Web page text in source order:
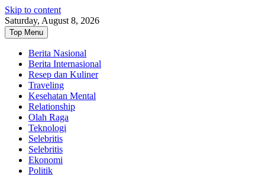
Skip to content
Saturday, August 8, 2026
Top Menu
Berita Nasional
Berita Internasional
Resep dan Kuliner
Traveling
Kesehatan Mental
Relationship
Olah Raga
Teknologi
Selebritis
Selebritis
Ekonomi
Politik